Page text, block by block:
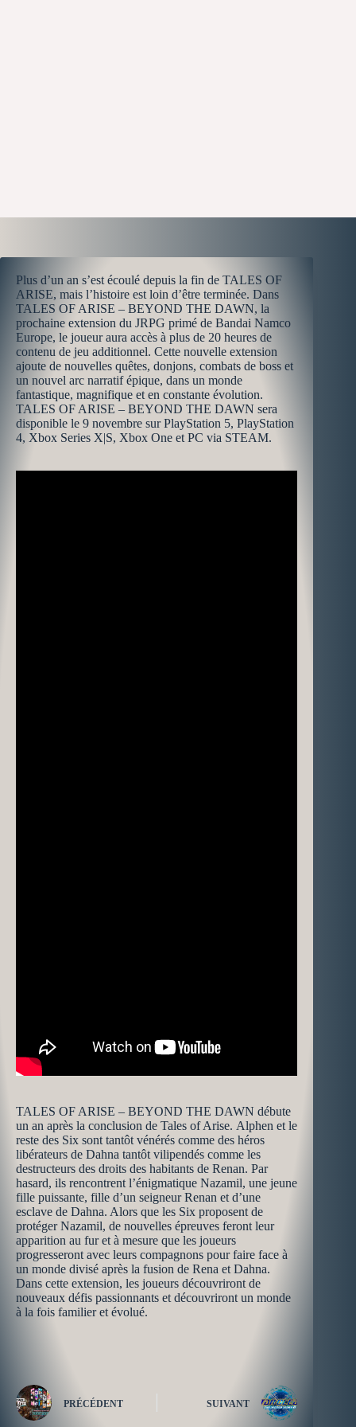
Plus d’un an s’est écoulé depuis la fin de TALES OF
ARISE, mais l’histoire est loin d’être terminée. Dans
TALES OF ARISE – BEYOND THE DAWN, la
prochaine extension du JRPG primé de Bandai Namco
Europe, le joueur aura accès à plus de 20 heures de
contenu de jeu additionnel. Cette nouvelle extension
ajoute de nouvelles quêtes, donjons, combats de boss et
un nouvel arc narratif épique, dans un monde
fantastique, magnifique et en constante évolution.
TALES OF ARISE – BEYOND THE DAWN sera
disponible le 9 novembre sur PlayStation 5, PlayStation
4, Xbox Series X|S, Xbox One et PC via STEAM.
TALES OF ARISE – BEYOND THE DAWN débute
un an après la conclusion de Tales of Arise. Alphen et le
reste des Six sont tantôt vénérés comme des héros
libérateurs de Dahna tantôt vilipendés comme les
destructeurs des droits des habitants de Renan. Par
hasard, ils rencontrent l’énigmatique Nazamil, une jeune
fille puissante, fille d’un seigneur Renan et d’une
esclave de Dahna. Alors que les Six proposent de
protéger Nazamil, de nouvelles épreuves feront leur
apparition au fur et à mesure que les joueurs
progresseront avec leurs compagnons pour faire face à
un monde divisé après la fusion de Rena et Dahna.
Dans cette extension, les joueurs découvriront de
nouveaux défis passionnants et découvriront un monde
à la fois familier et évolué.
PRÉCÉDENT SUIVANT